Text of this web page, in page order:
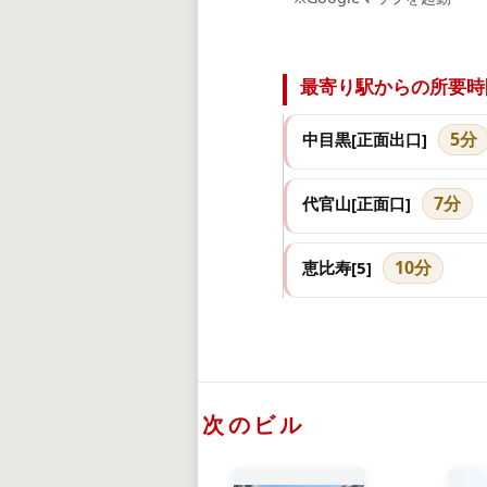
最寄り駅からの所要
中目黒[正面出口] 5分
代官山[正面口] 7分
恵比寿[5] 10分
次のビル